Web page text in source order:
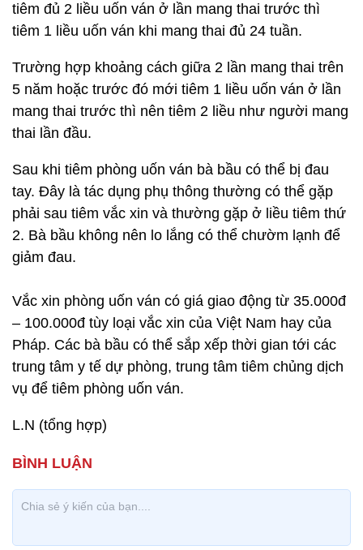
tiêm đủ 2 liều uốn ván ở lần mang thai trước thì
tiêm 1 liều uốn ván khi mang thai đủ 24 tuần.
Trường hợp khoảng cách giữa 2 lần mang thai trên
5 năm hoặc trước đó mới tiêm 1 liều uốn ván ở lần
mang thai trước thì nên tiêm 2 liều như người mang
thai lần đầu.
Sau khi tiêm phòng uốn ván bà bầu có thể bị đau
tay. Đây là tác dụng phụ thông thường có thể gặp
phải sau tiêm vắc xin và thường gặp ở liều tiêm thứ
2. Bà bầu không nên lo lắng có thể chườm lạnh để
giảm đau.
Vắc xin phòng uốn ván có giá giao động từ 35.000đ
– 100.000đ tùy loại vắc xin của Việt Nam hay của
Pháp. Các bà bầu có thể sắp xếp thời gian tới các
trung tâm y tế dự phòng, trung tâm tiêm chủng dịch
vụ để tiêm phòng uốn ván.
L.N (tổng hợp)